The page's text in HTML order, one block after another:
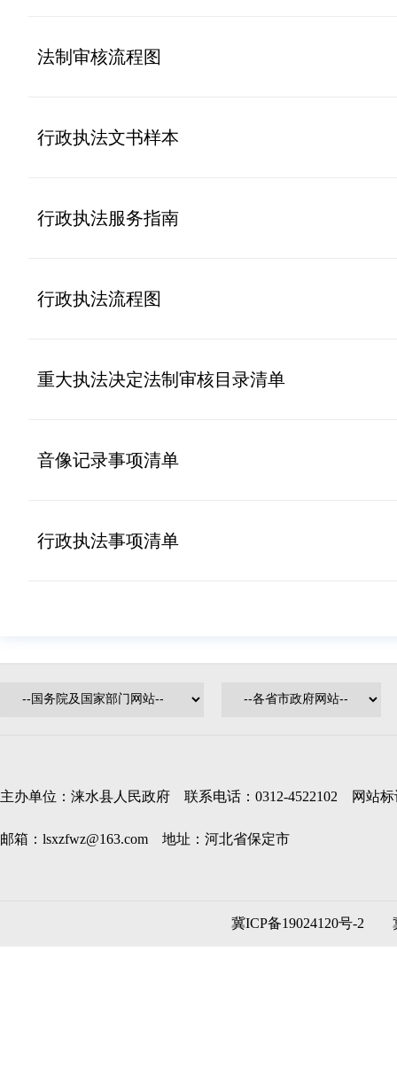
法制审核流程图
行政执法文书样本
行政执法服务指南
行政执法流程图
重大执法决定法制审核目录清单
音像记录事项清单
行政执法事项清单
主办单位：涞水县人民政府 联系电话：0312-4522102 网站标
邮箱：lsxzfwz@163.com 地址：河北省保定市
冀ICP备19024120号-2